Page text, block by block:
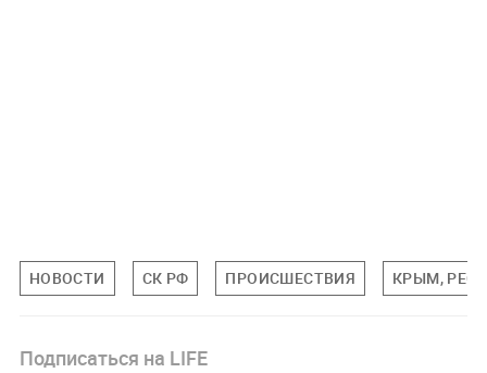
НОВОСТИ СК РФ ПРОИСШЕСТВИЯ КРЫМ,
Подписаться на LIFE